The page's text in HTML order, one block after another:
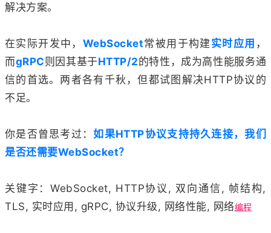
解决方案。
在实际开发中， WebSocket常被用于构建 实时应用 ，
而gRPC则因其基于HTTP/2的特性，成为高性能服务通
信的首选。两者各有千秋，但都试图解决HTTP协议的
不足。
你是否曾思考过：如果HTTP协议支持持久连接，我们
是否还需要WebSocket？
关键字：WebSocket, HTTP协议, 双向通信, 帧结构,
TLS, 实时应用, gRPC, 协议升级, 网络性能, 网络编程